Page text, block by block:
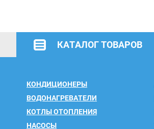
КАТАЛОГ ТОВАРОВ
КОНДИЦИОНЕРЫ
ВОДОНАГРЕВАТЕЛИ
КОТЛЫ ОТОПЛЕНИЯ
НАСОСЫ